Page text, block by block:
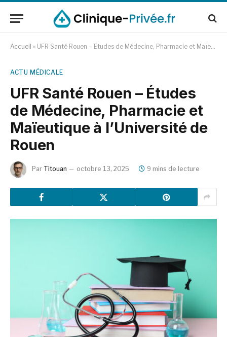
Accueil » UFR Santé Rouen – Études de Médecine, Pharmacie et Maïeutique à l’Université de Rouen
ACTU MÉDICALE
UFR Santé Rouen – Études
de Médecine, Pharmacie et
Maïeutique à l’Université de
Rouen
Par Titouan octobre 13, 2025 9 mins de lecture